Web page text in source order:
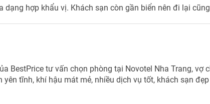
dạng hợp khẩu vị. Khách sạn còn gần biển nên đi lại
BestPrice tư vấn chọn phòng tại Novotel Nha Trang, vợ
tĩnh, khí hậu mát mẻ, nhiều dịch vụ tốt, khách sạn